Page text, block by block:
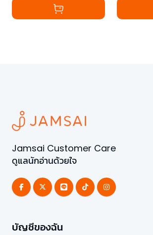
Jamsai Customer Care
ดูแลนักอ่านด้วยใจ
บัญชีของฉัน